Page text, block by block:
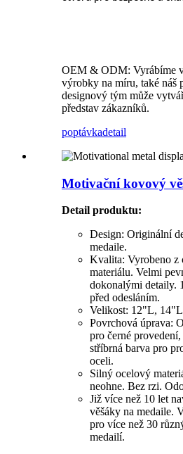
OEM & ODM: Vyrábíme
výrobky na míru, také náš
designový tým může
představ zákazníků.
poptávkadetail
Motivační kovový
Detail produktu:
Design: Originální
medaile.
Kvalita: Vyrobeno z
materiálu. Velmi
dokonalými detaily.
před odesláním.
Velikost: 12"L,
Povrchová úprava:
pro černé
stříbrná barva pro
oceli.
Silný ocelový
neohne. Bez rzi.
Již více než 10 let
věšáky na medaile.
pro více než 30
medailí.